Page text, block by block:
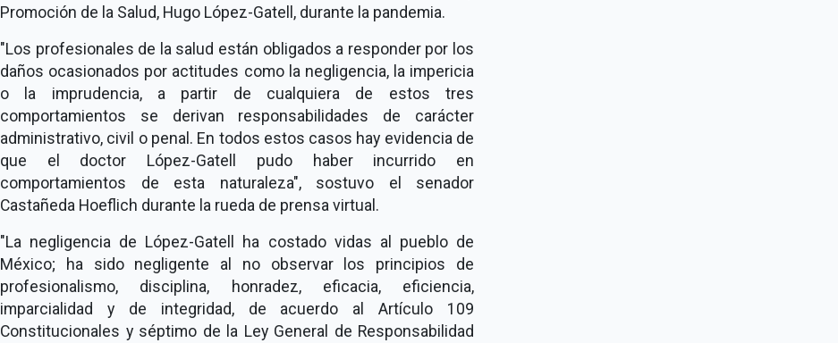
Promoción de la Salud, Hugo López-Gatell, durante la pandemia.
"Los profesionales de la salud están obligados a responder por los
daños ocasionados por actitudes como la negligencia, la impericia
o la imprudencia, a partir de cualquiera de estos tres
comportamientos se derivan responsabilidades de carácter
administrativo, civil o penal. En todos estos casos hay evidencia de
que el doctor López-Gatell pudo haber incurrido en
comportamientos de esta naturaleza", sostuvo el senador
Castañeda Hoeflich durante la rueda de prensa virtual.
"La negligencia de López-Gatell ha costado vidas al pueblo de
México; ha sido negligente al no observar los principios de
profesionalismo, disciplina, honradez, eficacia, eficiencia,
imparcialidad y de integridad, de acuerdo al Artículo 109
Constitucionales y séptimo de la Ley General de Responsabilidad